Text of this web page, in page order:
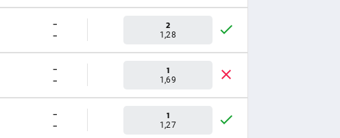
-
-
2
1,28
-
-
1
1,69
-
-
1
1,27